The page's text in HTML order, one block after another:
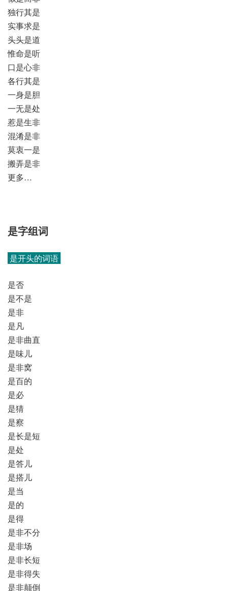
独行其是
实事求是
头头是道
惟命是听
口是心非
各行其是
一身是胆
一无是处
惹是生非
混淆是非
莫衷一是
搬弄是非
更多…
是字组词
是开头的词语
是否
是不是
是非
是凡
是非曲直
是味儿
是非窝
是百的
是必
是猜
是察
是长是短
是处
是答儿
是搭儿
是当
是的
是得
是非不分
是非场
是非长短
是非得失
是非颠倒